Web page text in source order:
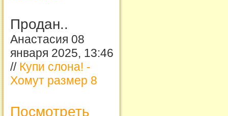
Продан..
Анастасия 08
января 2025, 13:46
// Купи слона! -
Хомут размер 8
Посмотреть